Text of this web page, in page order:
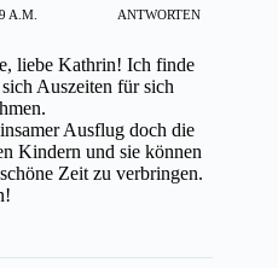
A.M. ANTWORTEN
liebe Kathrin! Ich finde
Auszeiten für sich
Ausflug doch die
Kindern und sie können
Zeit zu verbringen.